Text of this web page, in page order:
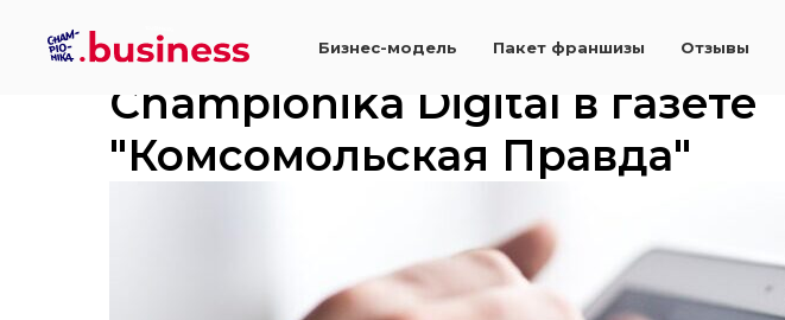
Бизнес-модель Пакет франшизы Отзывы
Championika Digital в газете
"Комсомольская Правда"